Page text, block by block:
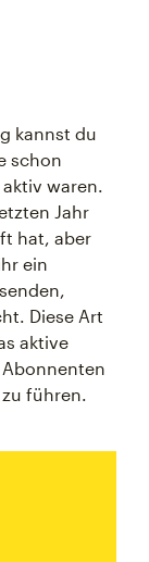
kannst du
schon
waren.
Jahr
hat, aber
ein
Diese Art
aktive
führen.